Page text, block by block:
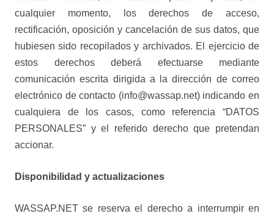
cualquier momento, los derechos de acceso,
rectificación, oposición y cancelación de sus datos, que
hubiesen sido recopilados y archivados. El ejercicio de
estos derechos deberá efectuarse mediante
comunicación escrita dirigida a la dirección de correo
electrónico de contacto (info@wassap.net) indicando en
cualquiera de los casos, como referencia “DATOS
PERSONALES” y el referido derecho que pretendan
accionar.
Disponibilidad y actualizaciones
WASSAP.NET se reserva el derecho a interrumpir en